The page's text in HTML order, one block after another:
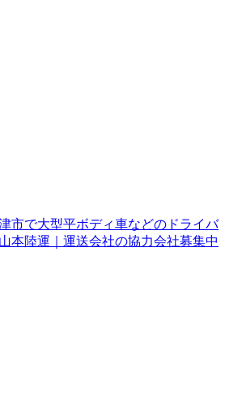
市で大型平ボディ車などのドライバ
本陸運｜運送会社の協力会社募集中